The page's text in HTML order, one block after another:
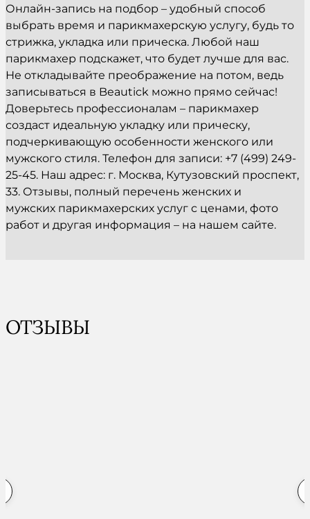
Онлайн-запись на подбор – удобный способ
выбрать время и парикмахерскую услугу, будь то
стрижка, укладка или прическа. Любой наш
парикмахер подскажет, что будет лучше для вас.
Не откладывайте преображение на потом, ведь
записываться в Beautick можно прямо сейчас!
Доверьтесь профессионалам – парикмахер
создаст идеальную укладку или прическу,
подчеркивающую особенности женского или
мужского стиля. Телефон для записи: +7 (499) 249-
25-45. Наш адрес: г. Москва, Кутузовский проспект,
33. Отзывы, полный перечень женских и
мужских парикмахерских услуг с ценами, фото
работ и другая информация – на нашем сайте.
ОТЗЫВЫ